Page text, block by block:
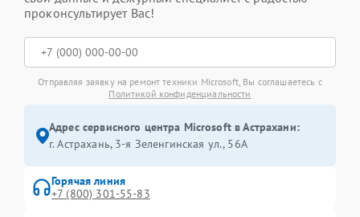
проконсультирует Вас!
Отправляя заявку на ремонт техники Microsoft, Вы соглашаетесь с
Политикой конфиденциальности
Адрес сервисного центра Microsoft в Астрахани:
г. Астрахань, 3-я Зеленгинская ул., 56А
Горячая линия
+7 (800) 301-55-83